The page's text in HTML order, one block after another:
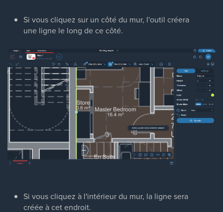
Si vous cliquez sur un côté du mur, l'outil créera
une ligne le long de ce côté.
Si vous cliquez à l'intérieur du mur, la ligne sera
créée à cet endroit.